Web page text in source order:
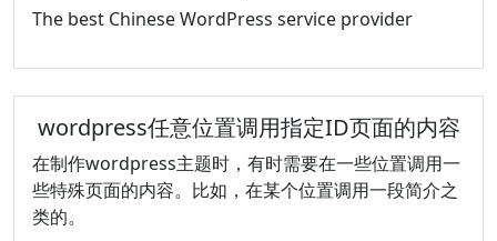
The best Chinese WordPress service provider
wordpress任意位置调用指定ID页面的内容
在制作wordpress主题时，有时需要在一些位置调用一
些特殊页面的内容。比如，在某个位置调用一段简介之
类的。